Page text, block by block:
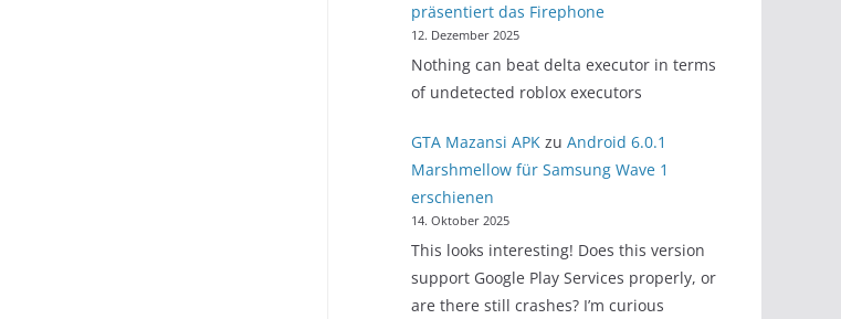
präsentiert das Firephone
12. Dezember 2025
Nothing can beat delta executor in terms
of undetected roblox executors
GTA Mazansi APKzu Android 6.0.1
Marshmellow für Samsung Wave 1
erschienen
14. Oktober 2025
This looks interesting! Does this version
support Google Play Services properly, or
are there still crashes? I’m curious